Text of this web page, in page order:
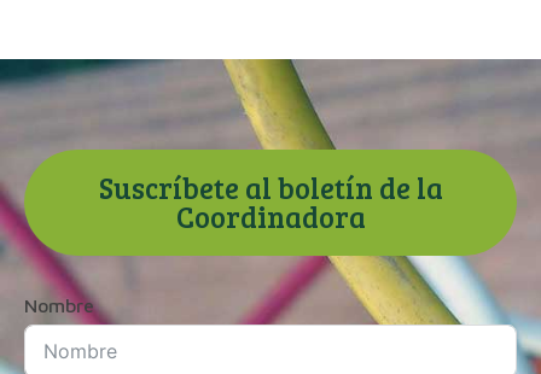
Suscríbete al boletín de la
Coordinadora
Nombre